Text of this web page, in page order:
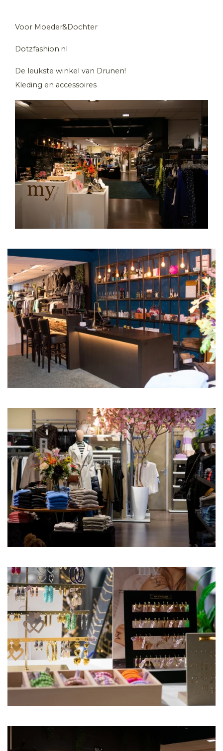
Voor Moeder&Dochter
Dotzfashion.nl
De leukste winkel van Drunen!
Kleding en accessoires